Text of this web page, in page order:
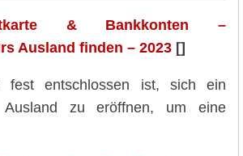
& Bankkonten –
Ausland finden – 2023 []
entschlossen ist, sich ein
Ausland zu eröffnen, um eine